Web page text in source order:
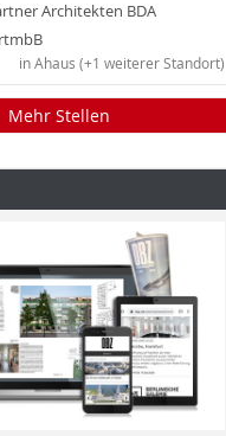
Architekten BDA
in Ahaus (+1 weiterer Standort)
Mehr Stellen